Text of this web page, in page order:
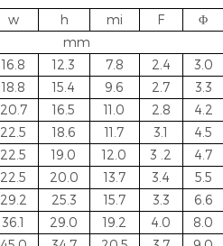
w h mi F Φ
mm
16.8 12.3 7.8 2.4 3.0
18.8 15.4 9.6 2.7 3.3
20.7 16.5 11.0 2.8 4.2
22.5 18.6 11.7 3.1 4.5
22.5 19.0 12.0 3 .2 4.7
22.5 20.0 13.7 3.4 5.5
29.2 25.3 15.7 3.3 6.6
36.1 29.0 19.2 4.0 8.0